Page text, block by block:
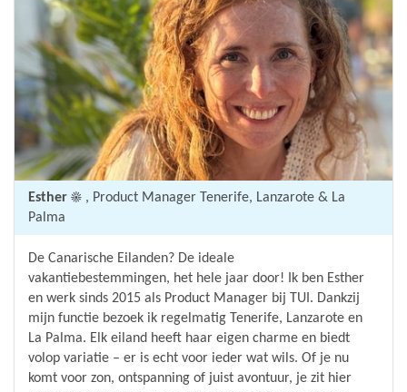
Esther ☀️ , Product Manager Tenerife, Lanzarote & La
Palma
De Canarische Eilanden? De ideale
vakantiebestemmingen, het hele jaar door! Ik ben Esther
en werk sinds 2015 als Product Manager bij TUI. Dankzij
mijn functie bezoek ik regelmatig Tenerife, Lanzarote en
La Palma. Elk eiland heeft haar eigen charme en biedt
volop variatie – er is echt voor ieder wat wils. Of je nu
komt voor zon, ontspanning of juist avontuur, je zit hier